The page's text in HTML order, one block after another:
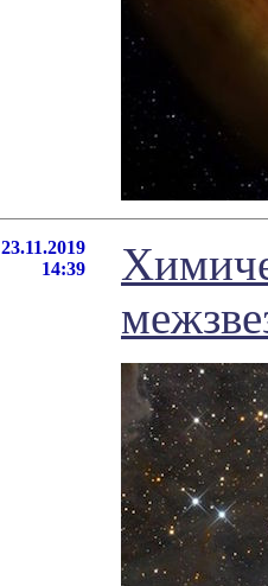
23.11.2019
14:39